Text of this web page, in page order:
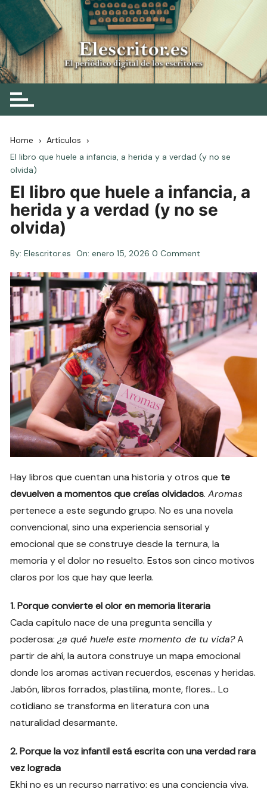
Skip
to
content
Elescritor.es
El periódico digital de los escritores
Home
Artículos
El libro que huele a infancia, a herida y a verdad (y no se
olvida)
El libro que huele a infancia, a
herida y a verdad (y no se
olvida)
By: Elescritor.es On:enero 15, 2026 0 Comment
Hay libros que cuentan una historia y otros que te
devuelven a momentos que creías olvidados.Aromas
pertenece a este segundo grupo. No es una novela
convencional, sino una experiencia sensorial y
emocional que se construye desde la ternura, la
memoria y el dolor no resuelto. Estos son cinco motivos
claros por los que hay que leerla.
1. Porque convierte el olor en memoria literaria
Cada capítulo nace de una pregunta sencilla y
poderosa:¿a qué huele este momento de tu vida?A
partir de ahí, la autora construye un mapa emocional
donde los aromas activan recuerdos, escenas y heridas.
Jabón, libros forrados, plastilina, monte, flores… Lo
cotidiano se transforma en literatura con una
naturalidad desarmante.
2. Porque la voz infantil está escrita con una verdad rara
vez lograda
Ekhi no es un recurso narrativo: es una conciencia viva.